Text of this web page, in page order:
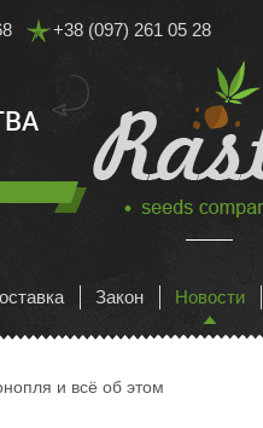
+38 (097) 261 05 28
Закон Новости
и всё об этом